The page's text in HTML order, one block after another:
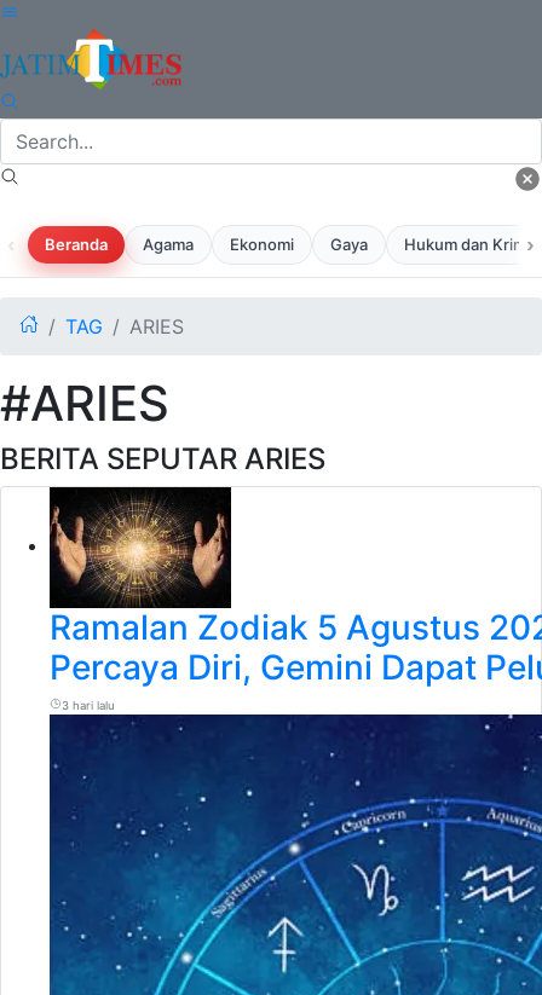
‹ Beranda Agama Ekonomi Gaya Hukum dan ›
TAG ARIES
#ARIES
BERITA SEPUTAR ARIES
Ramalan Zodiak 5 Agustus
Percaya Diri, Gemini Dapat
3 hari lalu